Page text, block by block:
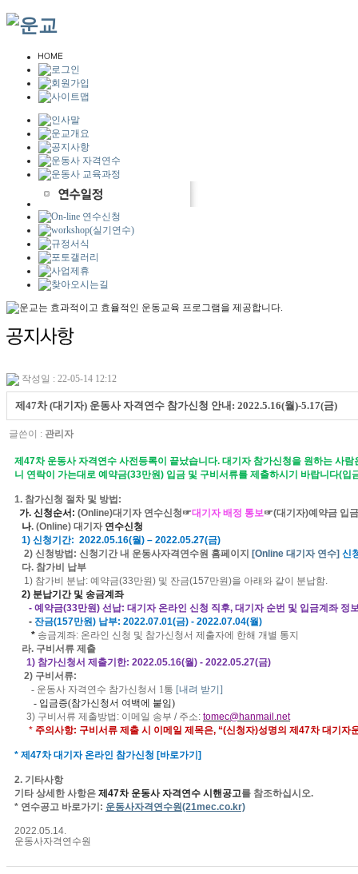
작성일 : 22-05-14 12:12
제47차 (대기자) 운동사 자격연수 참가신청 안내: 2022.5.16(월)-5.17(금)
글쓴이 : 관리자
제 47차 운동사 자격연수 사전등록이 끝났습니다. 대기자 참가신청을 원하는 사
니 연락이 가는대로 예약금(33만원) 입금 및 구비서류를 제출하시기 바랍니다(
1. 참가신청 절차 및 방법 :
가. 신청순서 : (Online)대기자 연수신청☞대기자 배정 통보☞(대기자)예약금 입
나. (Online) 대기자 연수신청
1) 신청기간: 2022.05.16(월) – 2022.05.27(금)
2) 신청방법 : 신청기간 내 운동사자격연수원 홈페이지 [Online 대기자 연수] 신
다. 참가비 납부
1) 참가비 분납: 예약금(33만원) 및 잔금(157만원)을 아래와 같이 분납함.
2) 분납기간 및 송금계좌
- 예약금(33만원) 선납: 대기자 온라인 신청 직후, 대기자 순번 및 입금계좌 정
- 잔금(157만원) 납부: 2022.07.01(금) - 2022.07.04(월)
* 송금계좌: 온라인 신청 및 참가신청서 제출자에 한해 개별 통지
라. 구비서류 제출
1) 참가신청서 제출기한: 2022.05.16(월) - 2022.05.27(금)
2) 구비서류:
- 운동사 자격연수 참가신청서 1통 [내려 받기 ]
- 입금증(참가신청서 여백에 붙임)
3) 구비서류 제출방법 : 이메일 송부 / 주소: tomec@hanmail.net
* 주의사항: 구비서류 제출 시 이메일 제목은, “(신청자)성명의 제 47차 대기자
* 제 47차 대기자 온라인 참가신청 [바로가기 ]
2. 기타사항
기타 상세한 사항은 제 47차 운동사 자격연수 시핸공고를 참조하십시오.
* 연수공고 바로가기 : 운동사자격연수원(21mec.co.kr)
2022.05.14.
운동사자격연수원